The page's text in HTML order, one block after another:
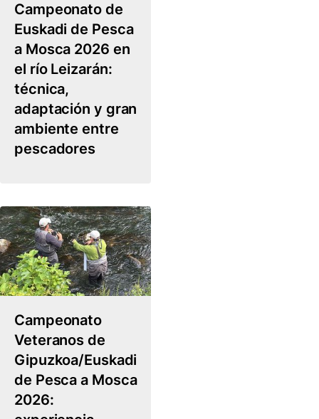
Campeonato de
Euskadi de Pesca
a Mosca 2026 en
el río Leizarán:
técnica,
adaptación y gran
ambiente entre
pescadores
Campeonato
Veteranos de
Gipuzkoa/Euskadi
de Pesca a Mosca
2026: